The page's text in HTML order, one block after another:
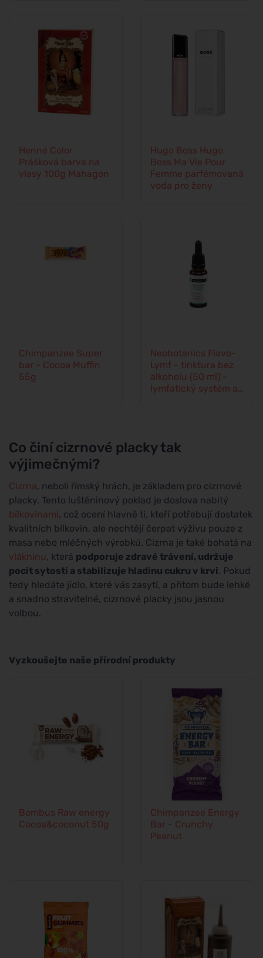
Henné Color
Prášková barva na
vlasy 100g Mahagon
Hugo Boss Hugo
Boss Ma Vie Pour
Femme parfémovaná
voda pro ženy
Chimpanzee Super
bar - Cocoa Muffin
55g
Neobotanics Flavo-
Lymf - tinktura bez
alkoholu (50 ml) -
lymfatický systém a
Co činí cizrnové placky tak
výjimečnými?
Cizrna, neboli římský hrách, je základem pro cizrnové
placky. Tento luštěninový poklad je doslova nabitý
bílkovinami, což ocení hlavně ti, kteří potřebují dostatek
kvalitních bílkovin, ale nechtějí čerpat výživu pouze z
masa nebo mléčných výrobků. Cizrna je také bohatá na
vlákninu, která podporuje zdravé trávení, udržuje
pocit sytosti a stabilizuje hladinu cukru v krvi. Pokud
tedy hledáte jídlo, které vás zasytí, a přitom bude lehké
a snadno stravitelné, cizrnové placky jsou jasnou
volbou.
Vyzkoušejte naše přírodní produkty
Bombus Raw energy
Cocoa&coconut 50g
Chimpanzee Energy
Bar - Crunchy
Peanut